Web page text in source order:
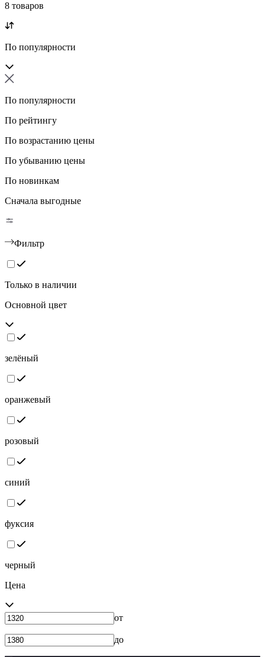
8 товаров
По популярности
По популярности
По рейтингу
По возрастанию цены
По убыванию цены
По новинкам
Сначала выгодные
Фильтр
Только в наличии
Основной цвет
зелёный
оранжевый
розовый
синий
фуксия
черный
Цена
от
до